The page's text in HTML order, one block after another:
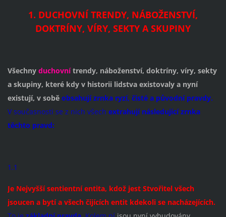
1. DUCHOVNÍ TRENDY, NÁBOŽENSTVÍ,
DOKTRÍNY, VÍRY, SEKTY A SKUPINY
Všechny duchovnítrendy, náboženství, doktríny, víry, sekty
a skupiny, které kdy v historii lidstva existovaly a nyní
existují, v sobě obsahují zrnka ryzí, čisté a původní pravdy.
V současnosti se z nich všech extrahují následující zrnka
těchto pravd:
1.1
Je Nejvyšší sentientníentita, kdož jest Stvořitel všech
jsoucen a bytí a všech čijících entit kdekoli se nacházejících.